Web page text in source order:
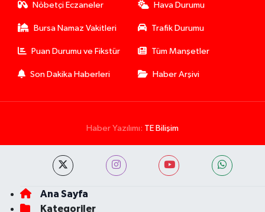
Nöbetçi Eczaneler Hava Durumu
Bursa Namaz Vakitleri Trafik Durumu
Puan Durumu ve Fikstür Tüm Manşetler
Son Dakika Haberleri Haber Arşivi
Haber Yazılımı: TE Bilişim
Ana Sayfa
Kategoriler